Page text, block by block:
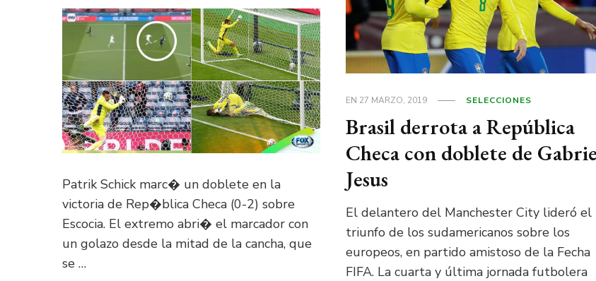
Patrik Schick marc� un doblete en la
victoria de Rep�blica Checa (0-2) sobre
Escocia. El extremo abri� el marcador con
un golazo desde la mitad de la cancha, que
se …
EN 27 MARZO, 2019 SELECCIONES
Brasil derrota a República
Checa con doblete de
Jesus
El delantero del Manchester City lideró el
triunfo de los sudamericanos sobre los
europeos, en partido amistoso de la Fecha
FIFA. La cuarta y última jornada futbolera